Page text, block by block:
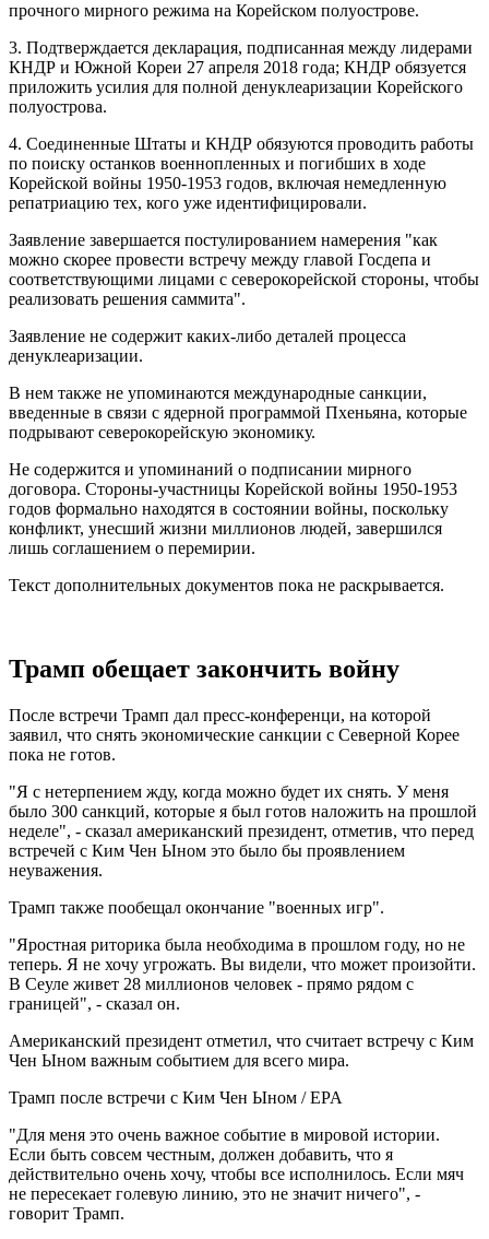
прочного мирного режима на Корейском полуострове.
3. Подтверждается декларация, подписанная между лидерами
КНДР и Южной Кореи 27 апреля 2018 года; КНДР обязуется
приложить усилия для полной денуклеаризации Корейского
полуострова.
4. Соединенные Штаты и КНДР обязуются проводить работы
по поиску останков военнопленных и погибших в ходе
Корейской войны 1950-1953 годов, включая немедленную
репатриацию тех, кого уже идентифицировали.
Заявление завершается постулированием намерения "как
можно скорее провести встречу между главой Госдепа и
соответствующими лицами с северокорейской стороны, чтобы
реализовать решения саммита".
Заявление не содержит каких-либо деталей процесса
денуклеаризации.
В нем также не упоминаются международные санкции,
введенные в связи с ядерной программой Пхеньяна, которые
подрывают северокорейскую экономику.
Не содержится и упоминаний о подписании мирного
договора. Стороны-участницы Корейской войны 1950-1953
годов формально находятся в состоянии войны, поскольку
конфликт, унесший жизни миллионов людей, завершился
лишь соглашением о перемирии.
Текст дополнительных документов пока не раскрывается.
Трамп обещает закончить войну
После встречи Трамп дал пресс-конференци, на которой
заявил, что снять экономические санкции с Северной Корее
пока не готов.
"Я с нетерпением жду, когда можно будет их снять. У меня
было 300 санкций, которые я был готов наложить на прошлой
неделе", - сказал американский президент, отметив, что перед
встречей с Ким Чен Ыном это было бы проявлением
неуважения.
Трамп также пообещал окончание "военных игр".
"Яростная риторика была необходима в прошлом году, но не
теперь. Я не хочу угрожать. Вы видели, что может произойти.
В Сеуле живет 28 миллионов человек - прямо рядом с
границей", - сказал он.
Американский президент отметил, что считает встречу с Ким
Чен Ыном важным событием для всего мира.
Трамп после встречи с Ким Чен Ыном / EPA
"Для меня это очень важное событие в мировой истории.
Если быть совсем честным, должен добавить, что я
действительно очень хочу, чтобы все исполнилось. Если мяч
не пересекает голевую линию, это не значит ничего", -
говорит Трамп.